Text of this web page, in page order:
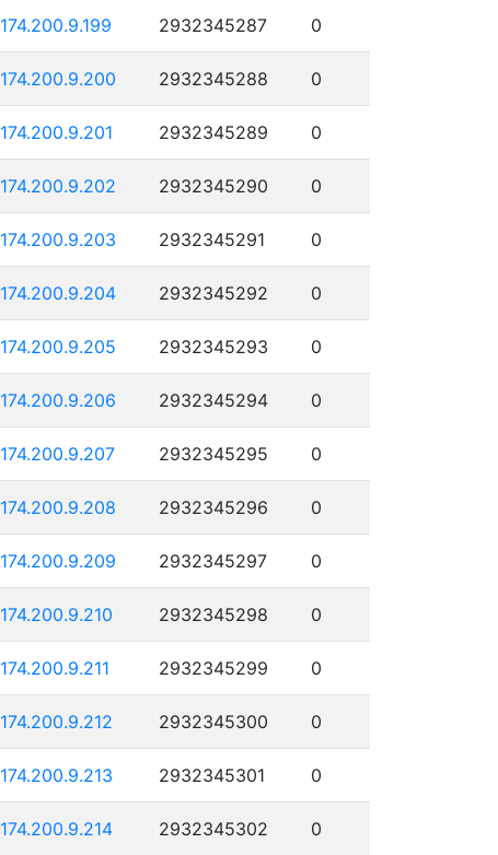
174.200.9.199 2932345287 0
174.200.9.200 2932345288 0
174.200.9.201 2932345289 0
174.200.9.202 2932345290 0
174.200.9.203 2932345291 0
174.200.9.204 2932345292 0
174.200.9.205 2932345293 0
174.200.9.206 2932345294 0
174.200.9.207 2932345295 0
174.200.9.208 2932345296 0
174.200.9.209 2932345297 0
174.200.9.210 2932345298 0
174.200.9.211 2932345299 0
174.200.9.212 2932345300 0
174.200.9.213 2932345301 0
174.200.9.214 2932345302 0